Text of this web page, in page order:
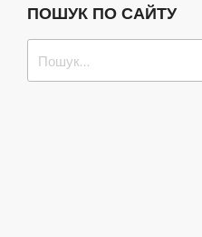
ПОШУК ПО САЙТУ
за